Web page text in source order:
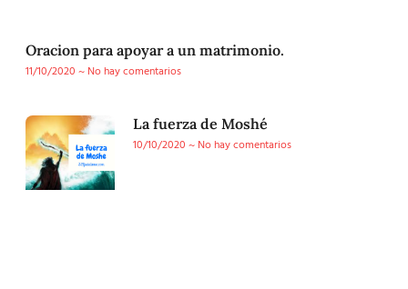
Oracion para apoyar a un matrimonio.
11/10/2020
No hay comentarios
La fuerza de Moshé
10/10/2020
No hay comentarios